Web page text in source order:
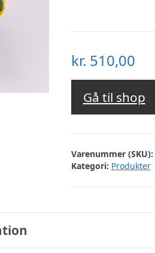
kr. 510,00
Gå til shop
Varenummer (SKU):
Kategori: Produkter